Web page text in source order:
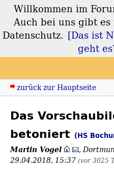
Forum
Umwelt
zurück zur Hauptseite
Das
betoniert (HS
Martin Vogel ,
29.04.2018, 15:37 (vor 3025
Willkommen im
Auch bei uns gibt
Datenschutz. [Das ist
geht